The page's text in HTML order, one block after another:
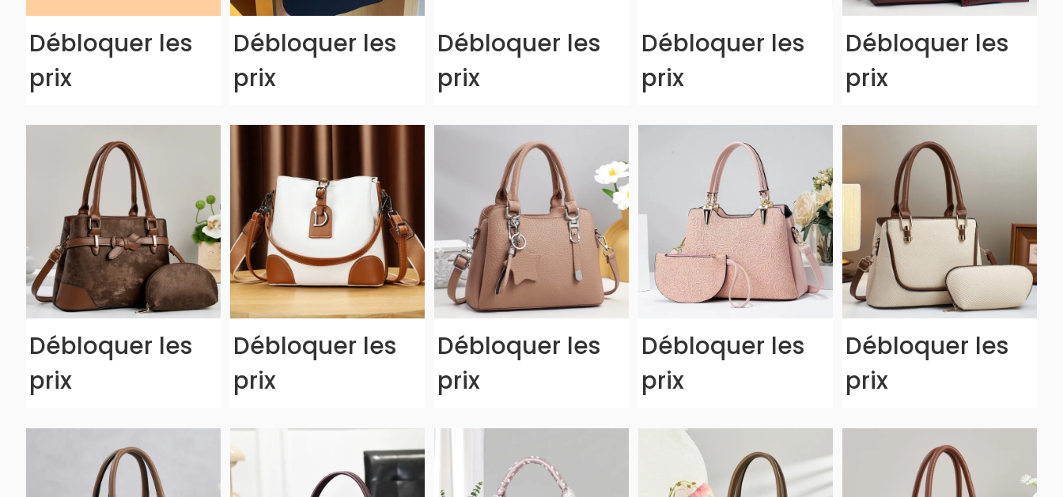
Débloquer les
prix
Débloquer les
prix
Débloquer les
prix
Débloquer les
prix
Débloquer les
prix
Débloquer les
prix
Débloquer les
prix
Débloquer les
prix
Débloquer les
prix
Débloquer les
prix